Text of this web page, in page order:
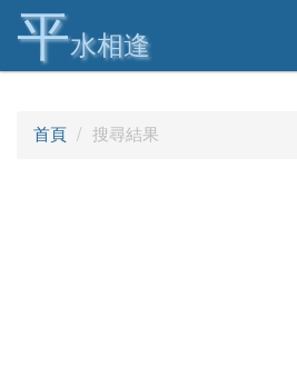
平水相逢
首頁 搜尋結果